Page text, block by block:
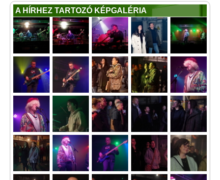
A HÍRHEZ TARTOZÓ KÉPGALÉRIA